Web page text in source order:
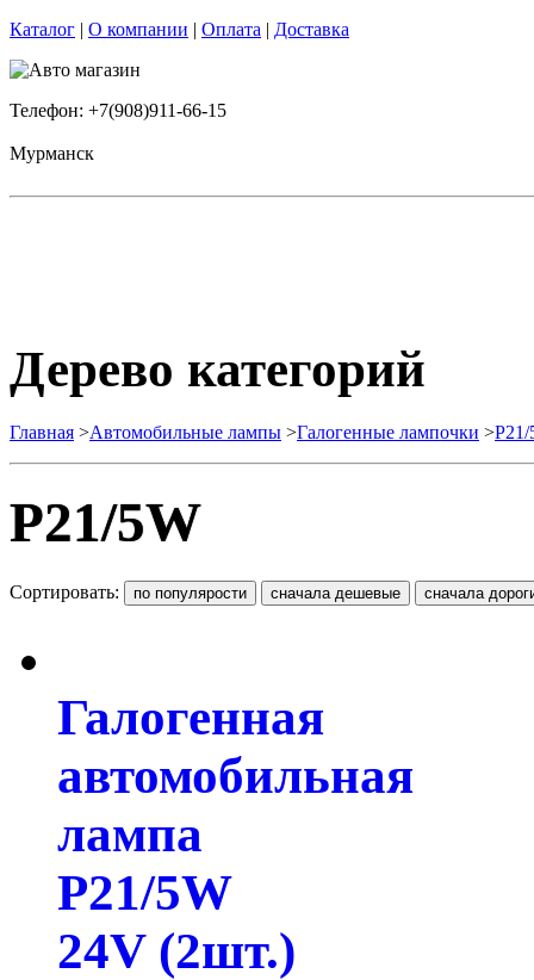
Каталог | О компании | Оплата | Доставка
Телефон: +7(908)911-66-15
Мурманск
Дерево категорий
Главная >Автомобильные лампы >Галогенные лампочки >
P21/5W
Сортировать:
Галогенная
автомобильная
лампа
P21/5W
24V (2шт.)